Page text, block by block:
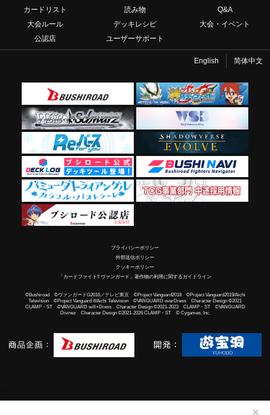
✕
カードリスト
読み物
Q&A
大会ルール
デッキレシピ
大会・イベント
公認店
ユーザーサポート
English 简体中文
プライバシーポリシー
外部送信ポリシー
クッキーポリシー
「カードファイト!! ヴァンガード」著作物の利用に関するガイドライン
©Bushiroad ©ヴァンガードG2016／テレビ東京 ©Project Vanguard2018 ©Project Vanguard2019/Aichi
Television ©Project Vanguard if/Aichi Television ©VANGUARD overDress Character Design ©2021
CLAMP・ST ©VANGUARD will+Dress Character Design ©2021-2023 CLAMP・ST ©VANGUARD
Divinez Character Design ©2021-2026 CLAMP・ST © Cygames, Inc.